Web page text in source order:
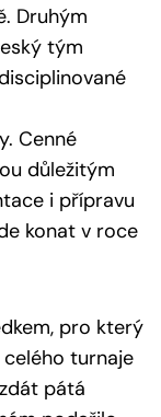
Druhým
tým
Cenné
důležitým
i přípravu
konat v roce
pro který
celého turnaje
pátá